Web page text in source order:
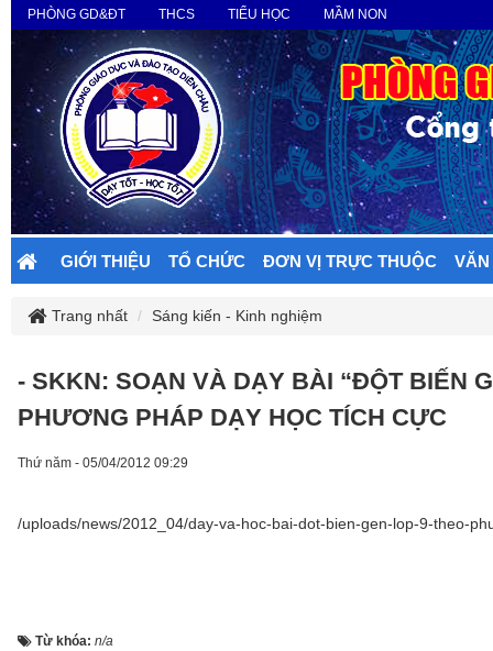
PHÒNG GD&ĐT THCS TIỂU HỌC MẦM NON
GIỚI THIỆU TỔ CHỨC ĐƠN VỊ TRỰC THUỘC
Trang nhất Sáng kiến - Kinh nghiệm
- SKKN: SOẠN VÀ DẠY BÀI “ĐỘT BIẾN
PHƯƠNG PHÁP DẠY HỌC TÍCH CỰC
Thứ năm - 05/04/2012 09:29
/uploads/news/2012_04/day-va-hoc-bai-dot-bien-gen-lop-9-theo-
Từ khóa: n/a